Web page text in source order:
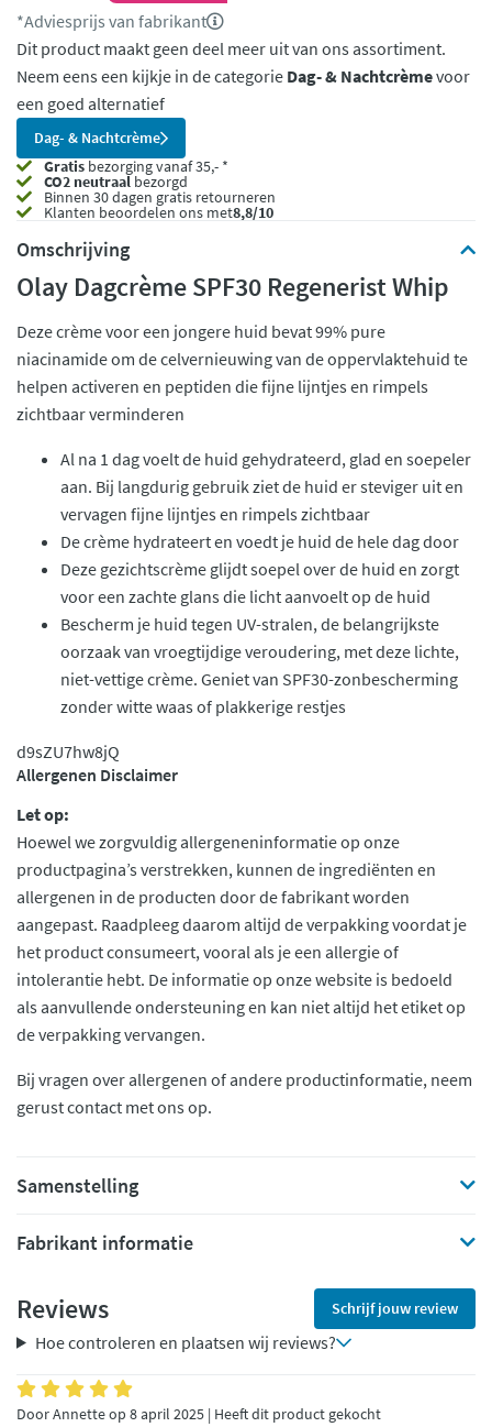
*Adviesprijs van fabrikant
Dit product maakt geen deel meer uit van ons assortiment.
Neem eens een kijkje in de categorie Dag- & Nachtcrèmevoor
een goed alternatief
Dag- & Nachtcrème
Gratis bezorging vanaf 35,- *
CO2 neutraalbezorgd
Binnen 30 dagen gratis retourneren
Klanten beoordelen ons met8,8/10
Omschrijving
Olay Dagcrème SPF30 Regenerist Whip
Deze crème voor een jongere huid bevat 99% pure
niacinamide om de celvernieuwing van de oppervlaktehuid te
helpen activeren en peptiden die fijne lijntjes en rimpels
zichtbaar verminderen
Al na 1 dag voelt de huid gehydrateerd, glad en soepeler
aan. Bij langdurig gebruik ziet de huid er steviger uit en
vervagen fijne lijntjes en rimpels zichtbaar
De crème hydrateert en voedt je huid de hele dag door
Deze gezichtscrème glijdt soepel over de huid en zorgt
voor een zachte glans die licht aanvoelt op de huid
Bescherm je huid tegen UV-stralen, de belangrijkste
oorzaak van vroegtijdige veroudering, met deze lichte,
niet-vettige crème. Geniet van SPF30-zonbescherming
zonder witte waas of plakkerige restjes
d9sZU7hw8jQ
Allergenen Disclaimer
Let op:
Hoewel we zorgvuldig allergeneninformatie op onze
productpagina’s verstrekken, kunnen de ingrediënten en
allergenen in de producten door de fabrikant worden
aangepast. Raadpleeg daarom altijd de verpakking voordat je
het product consumeert, vooral als je een allergie of
intolerantie hebt. De informatie op onze website is bedoeld
als aanvullende ondersteuning en kan niet altijd het etiket op
de verpakking vervangen.
Bij vragen over allergenen of andere productinformatie, neem
gerust contact met ons op.
Samenstelling
Fabrikant informatie
Reviews Schrijf jouw review
Hoe controleren en plaatsen wij reviews?
Door Annette op 8 april 2025 | Heeft dit product gekocht